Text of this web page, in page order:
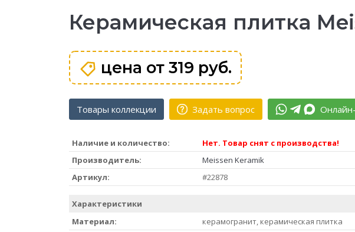
Керамическая плитка
цена от 319 руб.
Товары коллекции Задать вопрос
Наличие и количество:
Нет. Товар снят с производства!
Производитель:
Meissen Keramik
Артикул:
#22878
Характеристики
Материал:
керамогранит, керамическая плитка